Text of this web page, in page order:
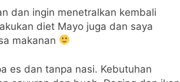
dan ingin menetralkan kembali
diet Mayo juga dan saya
makanan
es dan tanpa nasi. Kebutuhan